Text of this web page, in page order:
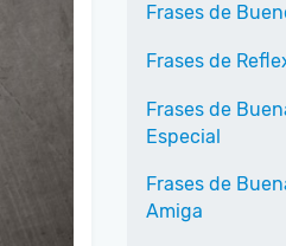
Frases de
Frases de
Frases de
Especial
Frases de
Amiga